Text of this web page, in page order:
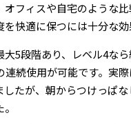
オフィスや自宅のような
快適に保つには十分な効
大5段階あり、レベル4な
連続使用が可能です。実
したが、朝からつけっぱ